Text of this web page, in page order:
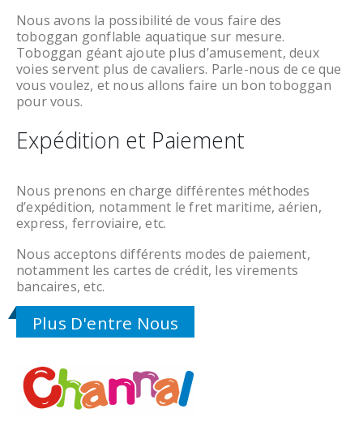
Nous avons la possibilité de vous faire des
toboggan gonflable aquatique sur mesure.
Toboggan géant ajoute plus d’amusement, deux
voies servent plus de cavaliers. Parle-nous de ce que
vous voulez, et nous allons faire un bon toboggan
pour vous.
Expédition et Paiement
Nous prenons en charge différentes méthodes
d’expédition, notamment le fret maritime, aérien,
express, ferroviaire, etc.
Nous acceptons différents modes de paiement,
notamment les cartes de crédit, les virements
bancaires, etc.
Plus D'entre Nous